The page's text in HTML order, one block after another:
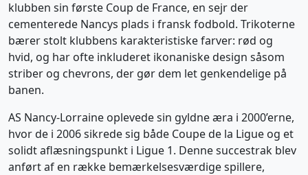
klubben sin første Coup de France, en sejr der
cementerede Nancys plads i fransk fodbold. Trikoterne
bærer stolt klubbens karakteristiske farver: rød og
hvid, og har ofte inkluderet ikonaniske design såsom
striber og chevrons, der gør dem let genkendelige på
banen.
AS Nancy-Lorraine oplevede sin gyldne æra i 2000’erne,
hvor de i 2006 sikrede sig både Coupe de la Ligue og et
solidt aflæsningspunkt i Ligue 1. Denne succestrak blev
anført af en række bemærkelsesværdige spillere,